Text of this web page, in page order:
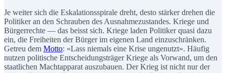
Je weiter sich die Eskalationsspirale dreht, desto stärker drehen die
Politiker an den Schrauben des Ausnahmezustandes. Kriege und
Bürgerrechte — das beisst sich. Kriege laden Politiker quasi dazu
ein, die Freiheiten der Bürger im eigenen Land einzuschränken.
Getreu dem Motto: «Lass niemals eine Krise ungenutzt». Häufig
nutzen politische Entscheidungsträger Kriege als Vorwand, um den
staatlichen Machtapparat auszubauen. Der Krieg ist nicht nur der